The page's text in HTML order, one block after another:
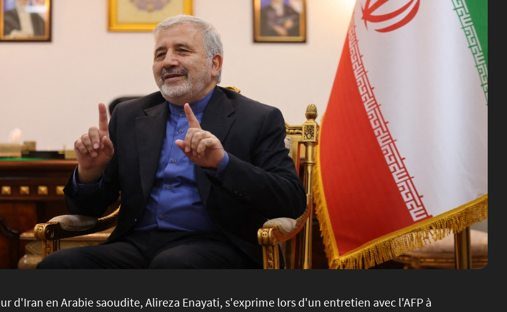
d'Iran en Arabie saoudite, Alireza Enayati, s'exprime lors d'un entretien avec l'AFP à